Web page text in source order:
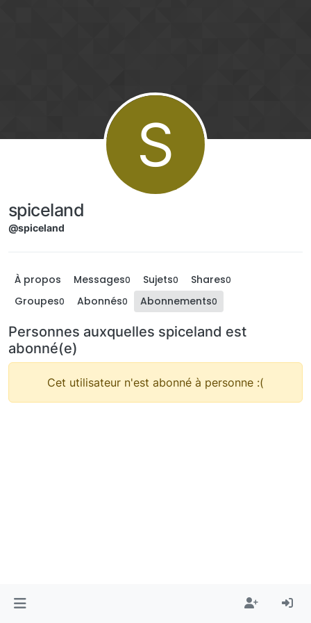
S
spiceland
@spiceland
À propos Messages0 Sujets0 Shares0
Groupes0 Abonnés0 Abonnements0
Personnes auxquelles spiceland est
abonné(e)
Cet utilisateur n'est abonné à personne :(